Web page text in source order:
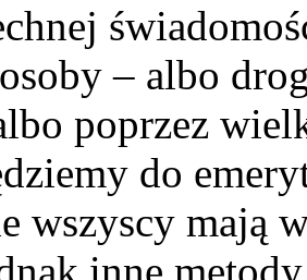
– albo
poprzez
do
wszyscy mają
inne